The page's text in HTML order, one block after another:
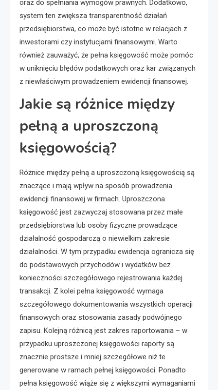
oraz do spełniania wymogów prawnych. Dodatkowo,
system ten zwiększa transparentność działań
przedsiębiorstwa, co może być istotne w relacjach z
inwestorami czy instytucjami finansowymi. Warto
również zauważyć, że pełna księgowość może pomóc
w uniknięciu błędów podatkowych oraz kar związanych
z niewłaściwym prowadzeniem ewidencji finansowej.
Jakie są różnice między
pełną a uproszczoną
księgowością?
Różnice między pełną a uproszczoną księgowością są
znaczące i mają wpływ na sposób prowadzenia
ewidencji finansowej w firmach. Uproszczona
księgowość jest zazwyczaj stosowana przez małe
przedsiębiorstwa lub osoby fizyczne prowadzące
działalność gospodarczą o niewielkim zakresie
działalności. W tym przypadku ewidencja ogranicza się
do podstawowych przychodów i wydatków bez
konieczności szczegółowego rejestrowania każdej
transakcji. Z kolei pełna księgowość wymaga
szczegółowego dokumentowania wszystkich operacji
finansowych oraz stosowania zasady podwójnego
zapisu. Kolejną różnicą jest zakres raportowania – w
przypadku uproszczonej księgowości raporty są
znacznie prostsze i mniej szczegółowe niż te
generowane w ramach pełnej księgowości. Ponadto
pełna księgowość wiąże się z większymi wymaganiami